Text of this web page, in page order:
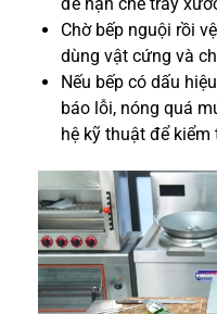
Chờ bếp nguội rồi
dùng vật cứng và
Nếu bếp có dấu
báo lỗi, nóng quá
hệ kỹ thuật để kiểm